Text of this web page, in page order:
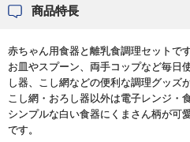
商品特長
赤ちゃん用食器と離乳食調理セットです
お皿やスプーン、両手コップなど毎日
し器、こし網などの便利な調理グッズ
こし網・おろし器以外は電子レンジ・
シンプルな白い食器にくまさん柄が可
です。